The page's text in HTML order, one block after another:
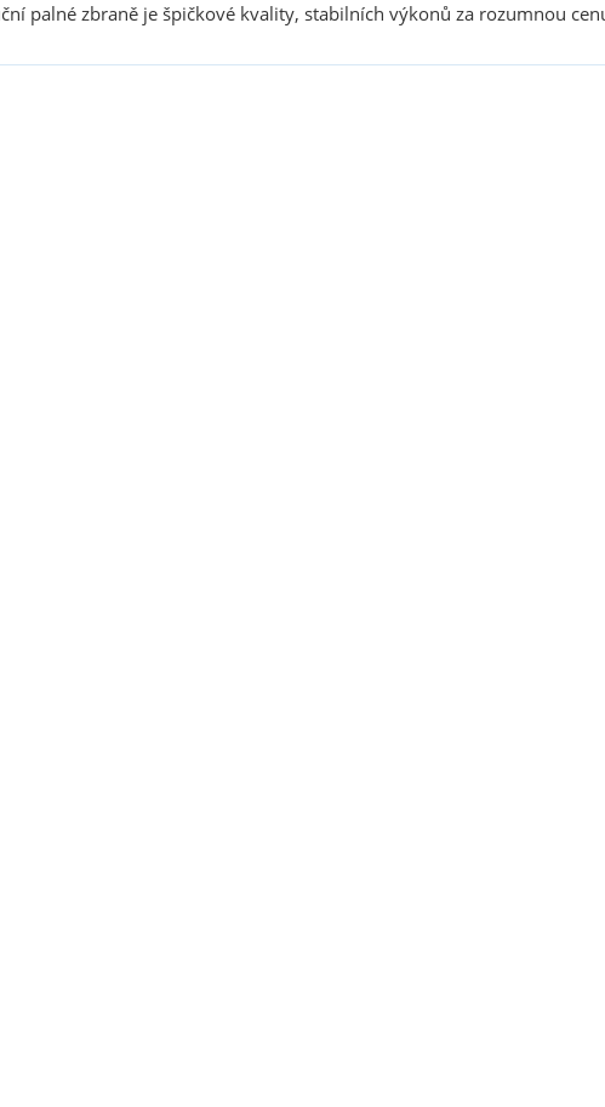
palné zbraně je špičkové kvality, stabilních výkonů za rozumnou